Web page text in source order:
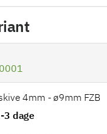
4mm - ø9mm FZB
3 dage